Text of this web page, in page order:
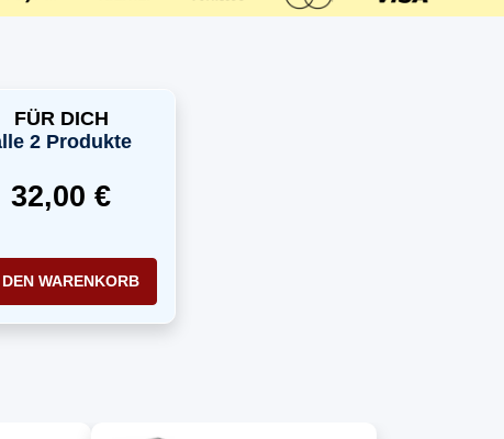
FÜR DICH
2 Produkte
32,00 €
DEN WARENKORB